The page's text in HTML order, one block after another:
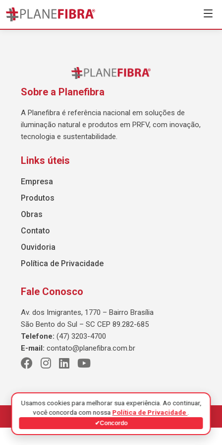
Sobre a Planefibra
A Planefibra é referência nacional em soluções de
iluminação natural e produtos em PRFV, com inovação,
tecnologia e sustentabilidade.
Links úteis
Empresa
Produtos
Obras
Contato
Ouvidoria
Política de Privacidade
Fale Conosco
Av. dos Imigrantes, 1770 – Bairro Brasília
São Bento do Sul – SC CEP 89.282-685
Telefone: (47) 3203-4700
E-mail: contato@planefibra.com.br
© 2026 Planefibra. Todos os direitos reservados.
Usamos cookies para melhorar sua experiência. Ao continuar,
você concorda com nossa Política de Privacidade
✔Concordo